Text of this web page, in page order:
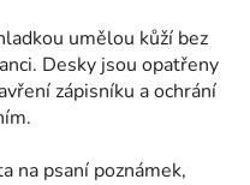
umělou kůží bez
Desky jsou opatřeny
zápisníku a ochrání
na psaní poznámek,